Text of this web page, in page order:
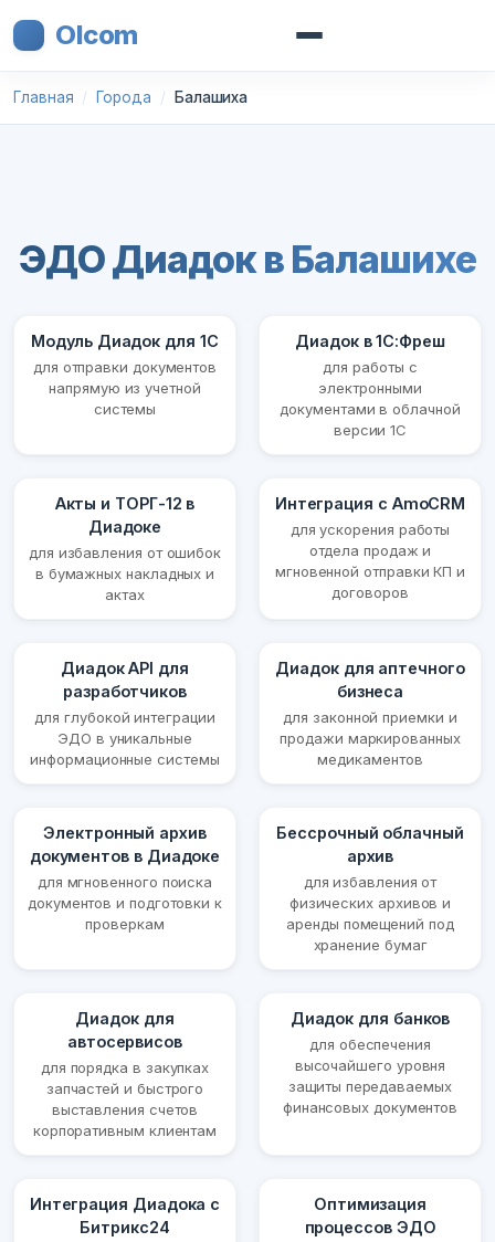
Olcom
Главная Города Балашиха
ЭДО Диадок в Балашихе
Модуль Диадок для 1С
для отправки документов
напрямую из учетной
системы
Диадок в 1С:Фреш
для работы с
электронными
документами в облачной
версии 1С
Акты и ТОРГ-12 в
Диадоке
для избавления от ошибок
в бумажных накладных и
актах
Интеграция с AmoCRM
для ускорения работы
отдела продаж и
мгновенной отправки КП и
договоров
Диадок API для
разработчиков
для глубокой интеграции
ЭДО в уникальные
информационные системы
Диадок для аптечного
бизнеса
для законной приемки и
продажи маркированных
медикаментов
Электронный архив
документов в Диадоке
для мгновенного поиска
документов и подготовки к
проверкам
Бессрочный облачный
архив
для избавления от
физических архивов и
аренды помещений под
хранение бумаг
Диадок для
автосервисов
для порядка в закупках
запчастей и быстрого
выставления счетов
корпоративным клиентам
Диадок для банков
для обеспечения
высочайшего уровня
защиты передаваемых
финансовых документов
Интеграция Диадока с
Битрикс24
Оптимизация
процессов ЭДО